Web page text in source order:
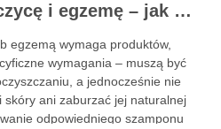
Szampon na łuszczycę i egzemę – jak świadomie dobierać produkty przy wrażliwej skórze głowy?
egzemą wymaga produktów,
wymagania – muszą być
a jednocześnie nie
skóry ani zaburzać jej naturalnej
odpowiedniego szamponu